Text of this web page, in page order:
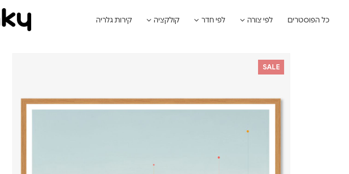
כל הפוסטרים לפי צורה לפי חדר קולקציה קירות גלריה
SALE